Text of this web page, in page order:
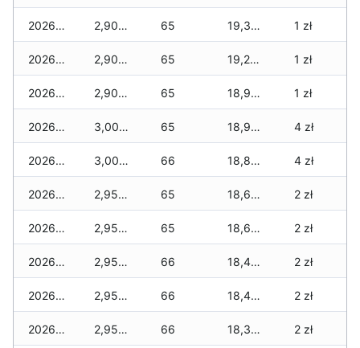
2026-04-12 2,900 zł 65 19,380 zł 1 zł
2026-04-11 2,900 zł 65 19,205 zł 1 zł
2026-04-10 2,900 zł 65 18,955 zł 1 zł
2026-04-09 3,000 zł 65 18,905 zł 4 zł
2026-04-08 3,000 zł 66 18,805 zł 4 zł
2026-04-07 2,950 zł 65 18,655 zł 2 zł
2026-04-06 2,950 zł 65 18,655 zł 2 zł
2026-04-05 2,950 zł 66 18,480 zł 2 zł
2026-04-04 2,950 zł 66 18,480 zł 2 zł
2026-04-03 2,950 zł 66 18,370 zł 2 zł